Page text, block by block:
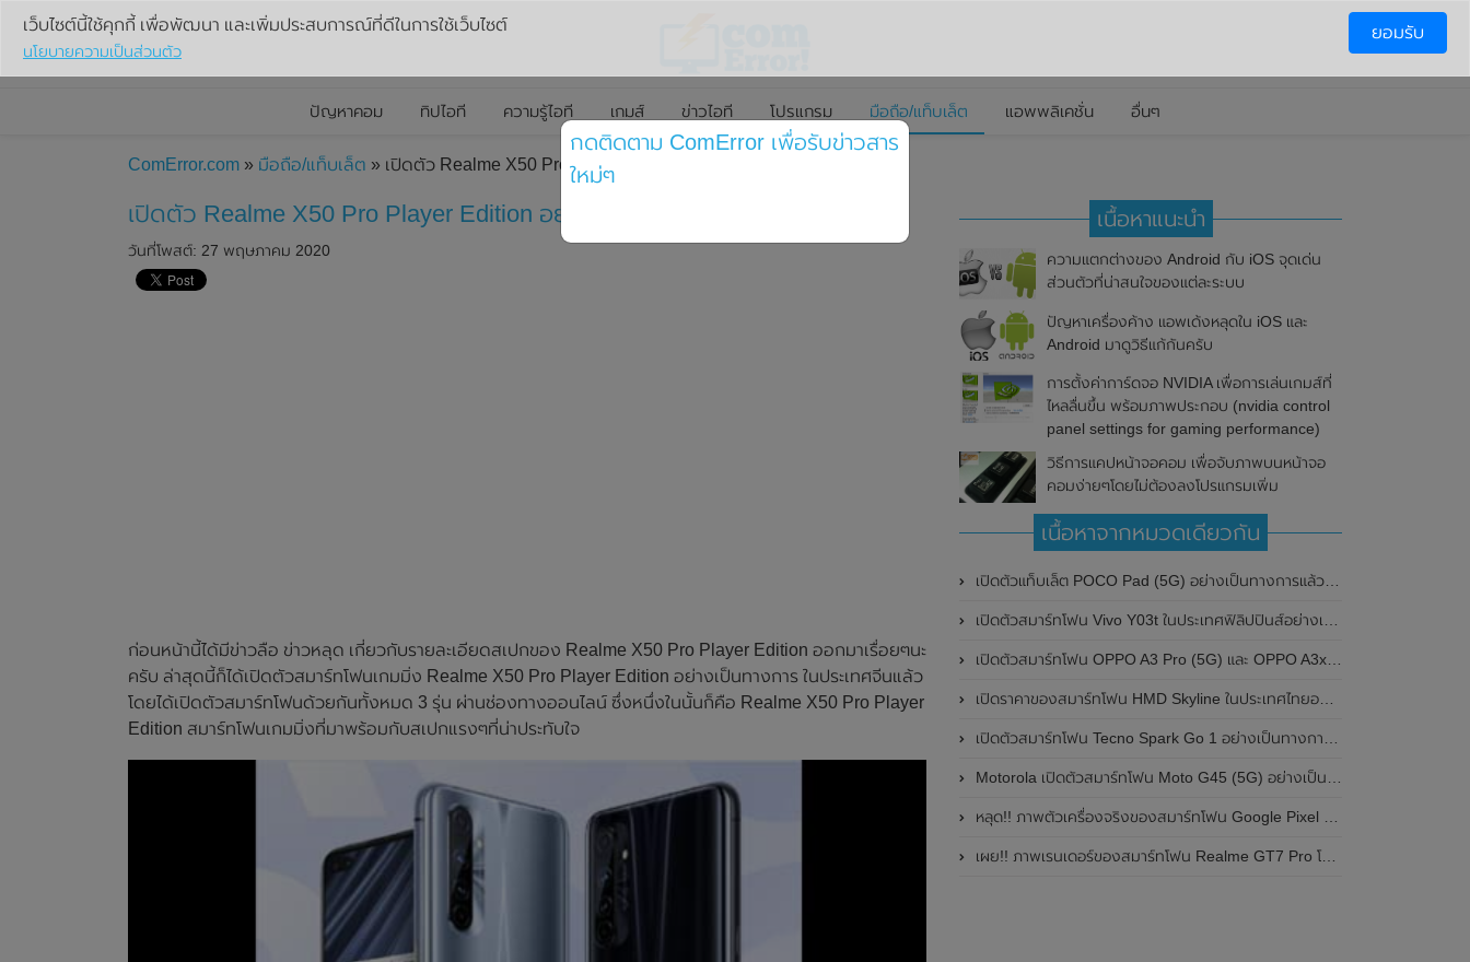
ปัญหาคอม ทิปไอที ความรู้ไอที เกมส์ ข่าวไอที โปรแกรม มือถือ/แท็บเล็ต แอพพลิเคชั่น อื่นๆ
ComError.com » มือถือ/แท็บเล็ต » เปิดตัว Realme X50 Pro Player Edition อย่างเป็นทางการ ในประเทศจีน
เปิดตัว Realme X50 Pro Player Edition อย่างเป็นทางการ ในประเทศจีน
วันที่โพสต์: 27 พฤษภาคม 2020
ก่อนหน้านี้ได้มีข่าวลือ ข่าวหลุด เกี่ยวกับรายละเอียดสเปกของ Realme X50 Pro Player Edition ออกมาเรื่อยๆนะ
ครับ ล่าสุดนี้ก็ได้เปิดตัวสมาร์ทโฟนเกมมิ่ง Realme X50 Pro Player Edition อย่างเป็นทางการ ในประเทศจีนแล้ว
โดยได้เปิดตัวสมาร์ทโฟนด้วยกันทั้งหมด 3 รุ่น ผ่านช่องทางออนไลน์ ซึ่งหนึ่งในนั้นก็คือ Realme X50 Pro Player
Edition สมาร์ทโฟนเกมมิ่งที่มาพร้อมกับสเปกแรงๆที่น่าประทับใจ
เนื้อหาแนะนำ
ความแตกต่างของ Android กับ iOS จุดเด่น
ส่วนตัวที่น่าสนใจของแต่ละระบบ
ปัญหาเครื่องค้าง แอพเด้งหลุดใน iOS และ
Android มาดูวิธีแก้กันครับ
การตั้งค่าการ์ดจอ NVIDIA เพื่อการเล่นเกมส์ที่
ไหลลื่นขึ้น พร้อมภาพประกอบ (nvidia control
panel settings for gaming performance)
วิธีการแคปหน้าจอคอม เพื่อจับภาพบนหน้าจอ
คอมง่ายๆโดยไม่ต้องลงโปรแกรมเพิ่ม
เนื้อหาจากหมวดเดียวกัน
เปิดตัวแท็บเล็ต POCO Pad (5G) อย่างเป็นทางการแล้วในประเทศอินเดีย มาพร้อมชิปเซ็ต Snapdragon 7s Gen 2 ของ Qualcomm และรองรับเครือข่าย 5G
เปิดตัวสมาร์ทโฟน Vivo Y03t ในประเทศฟิลิปปินส์อย่างเป็นทางการแล้ว มาพร้อมชิปเซ็ต Unisoc T612 , กล้องหลัง ความละเอียด 13MP , แบตเตอรี่ 5,000mAh และหน้าจอแสดงผล LCD / 90Hz
เปิดตัวสมาร์ทโฟน OPPO A3 Pro (5G) และ OPPO A3x ในประเทศไทยอย่างเป็นทางการแล้ว ในราคาเริ่มต้นเพียง 3,999 บาท
เปิดราคาของสมาร์ทโฟน HMD Skyline ในประเทศไทยอย่างเป็นทางการแล้ว ราคา 14,990 บาท
เปิดตัวสมาร์ทโฟน Tecno Spark Go 1 อย่างเป็นทางการแล้ว มาพร้อมหน้าจอแสดงผล LCD / 120Hz , แบตเตอรี่ 5,000mAh และใช้ชิปเซ็ต Unisoc
Motorola เปิดตัวสมาร์ทโฟน Moto G45 (5G) อย่างเป็นทางการแล้วในอินเดีย
หลุด!! ภาพตัวเครื่องจริงของสมาร์ทโฟน Google Pixel 9a โชว์ดีไซน์ใหม่ กล้องหลังแบนราบ ไม่มีกรอบของกล้องแล้ว
เผย!! ภาพเรนเดอร์ของสมาร์ทโฟน Realme GT7 Pro โชว์ให้เห็นดีไซน์ใหม่ พร้อมเผยรายละเอียดสเปกที่สำคัญบางส่วน
เว็บไซต์นี้ใช้คุกกี้ เพื่อพัฒนา และเพิ่มประสบการณ์ที่ดีในการใช้เว็บไซต์
นโยบายความเป็นส่วนตัว
ยอมรับ
กดติดตาม ComError เพื่อรับข่าวสาร
ใหม่ๆ